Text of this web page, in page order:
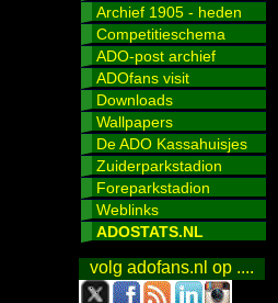
Archief 1905 - heden
Competitieschema
ADO-post archief
ADOfans visit
Downloads
Wallpapers
De ADO Kassahuisjes
Zuiderparkstadion
Foreparkstadion
Weblinks
ADOSTATS.NL
volg adofans.nl op ....